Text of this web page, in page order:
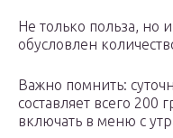
Не только польза, но
обусловлен
Важно помнить:
составляет всего
включать в меню с